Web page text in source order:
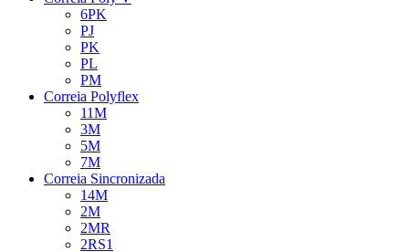
6PK
PJ
PK
PL
PM
Correia Polyflex
11M
3M
5M
7M
Correia Sincronizada
14M
2M
2MR
2RS1